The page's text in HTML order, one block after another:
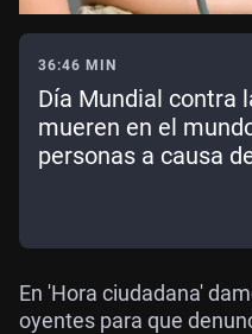
36:46 MIN
Día Mundial contra
mueren en el
personas a causa
En 'Hora ciudadana'
oyentes para que